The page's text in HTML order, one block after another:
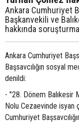
Ankara Cumhuriyet
Başkanvekili ve
hakkında soruşturma
Ankara Cumhuriyet
Başsavcılığın sosyal
denildi:
- "28. Dönem Balıkesir
Nolu Cezaevinde isyan
Cumhuriyet